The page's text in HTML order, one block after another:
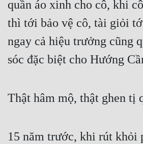
Đẹp
Đẹp Hiệp
Tính Cách Nhân Vật :
quần áo xinh cho cô, khi
thì tới bảo vệ cô, tài giỏi
ngay cả hiệu trưởng cũng
sóc đặc biệt cho Hướng
Thật hâm mộ, thật ghen tị
15 năm trước, khi rút khỏi